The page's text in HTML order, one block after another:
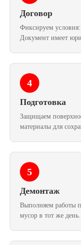
Договор
Фиксируем условия:
Документ имеет
4
Подготовка
Защищаем
материалы для
5
Демонтаж
Выполняем работы
мусор в тот же день.